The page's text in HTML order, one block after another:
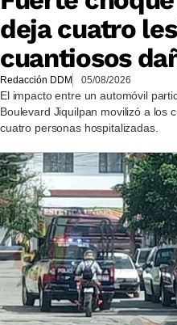
deja cuatro
cuantiosos
Redacción DDM 05/08/2026
El impacto entre un automóvil
Boulevard Jiquilpan movilizó a los
cuatro personas hospitalizadas.